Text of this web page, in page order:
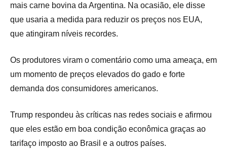
mais carne bovina da Argentina. Na ocasião, ele disse
que usaria a medida para reduzir os preços nos EUA,
que atingiram níveis recordes.
Os produtores viram o comentário como uma ameaça, em
um momento de preços elevados do gado e forte
demanda dos consumidores americanos.
Trump respondeu às críticas nas redes sociais e afirmou
que eles estão em boa condição econômica graças ao
tarifaço imposto ao Brasil e a outros países.